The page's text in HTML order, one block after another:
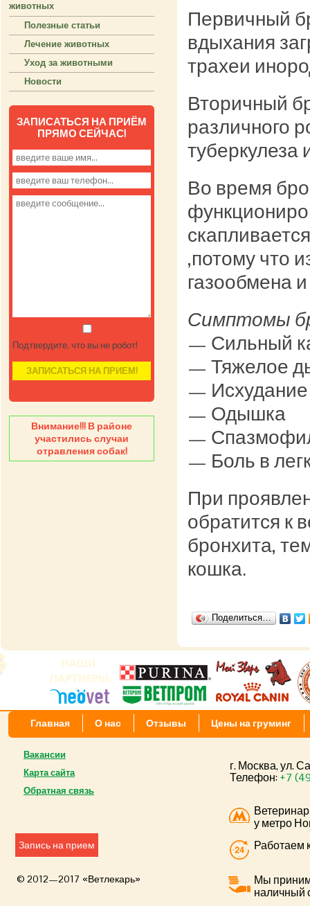
Первичный
вдыхания
трахеи
Вторичный
различного
туберкулеза
Во время
,потому что
газообмена
Симптомы
— Сильный
— Тяжелое
— Исхудание
— Одышка
—
— Боль в
При
обратится к
бронхита,
кошка.
Поделиться…
животных
Полезные статьи
Лечение животных
Уход за животными
Новости
ЗАПИСАТЬСЯ НА ПРИЁМ
ПРЯМО СЕЙЧАС!
Подтвердите, что вы не робот!
Внимание!!! В районе
участились случаи
отравления собак!
Главная О нас Отзывы Цены на груминг
Вакансии
Карта сайта
Обратная связь
Запись на прием
© 2012—2017 «Ветлекарь»
г. Москва, ул.
Телефон:+7
у метро
Работаем
Мы
наличный